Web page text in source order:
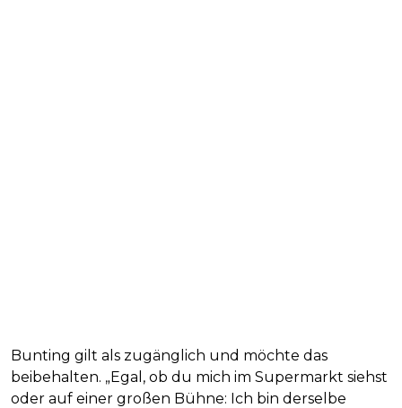
Bunting gilt als zugänglich und möchte das
beibehalten. „Egal, ob du mich im Supermarkt siehst
oder auf einer großen Bühne: Ich bin derselbe